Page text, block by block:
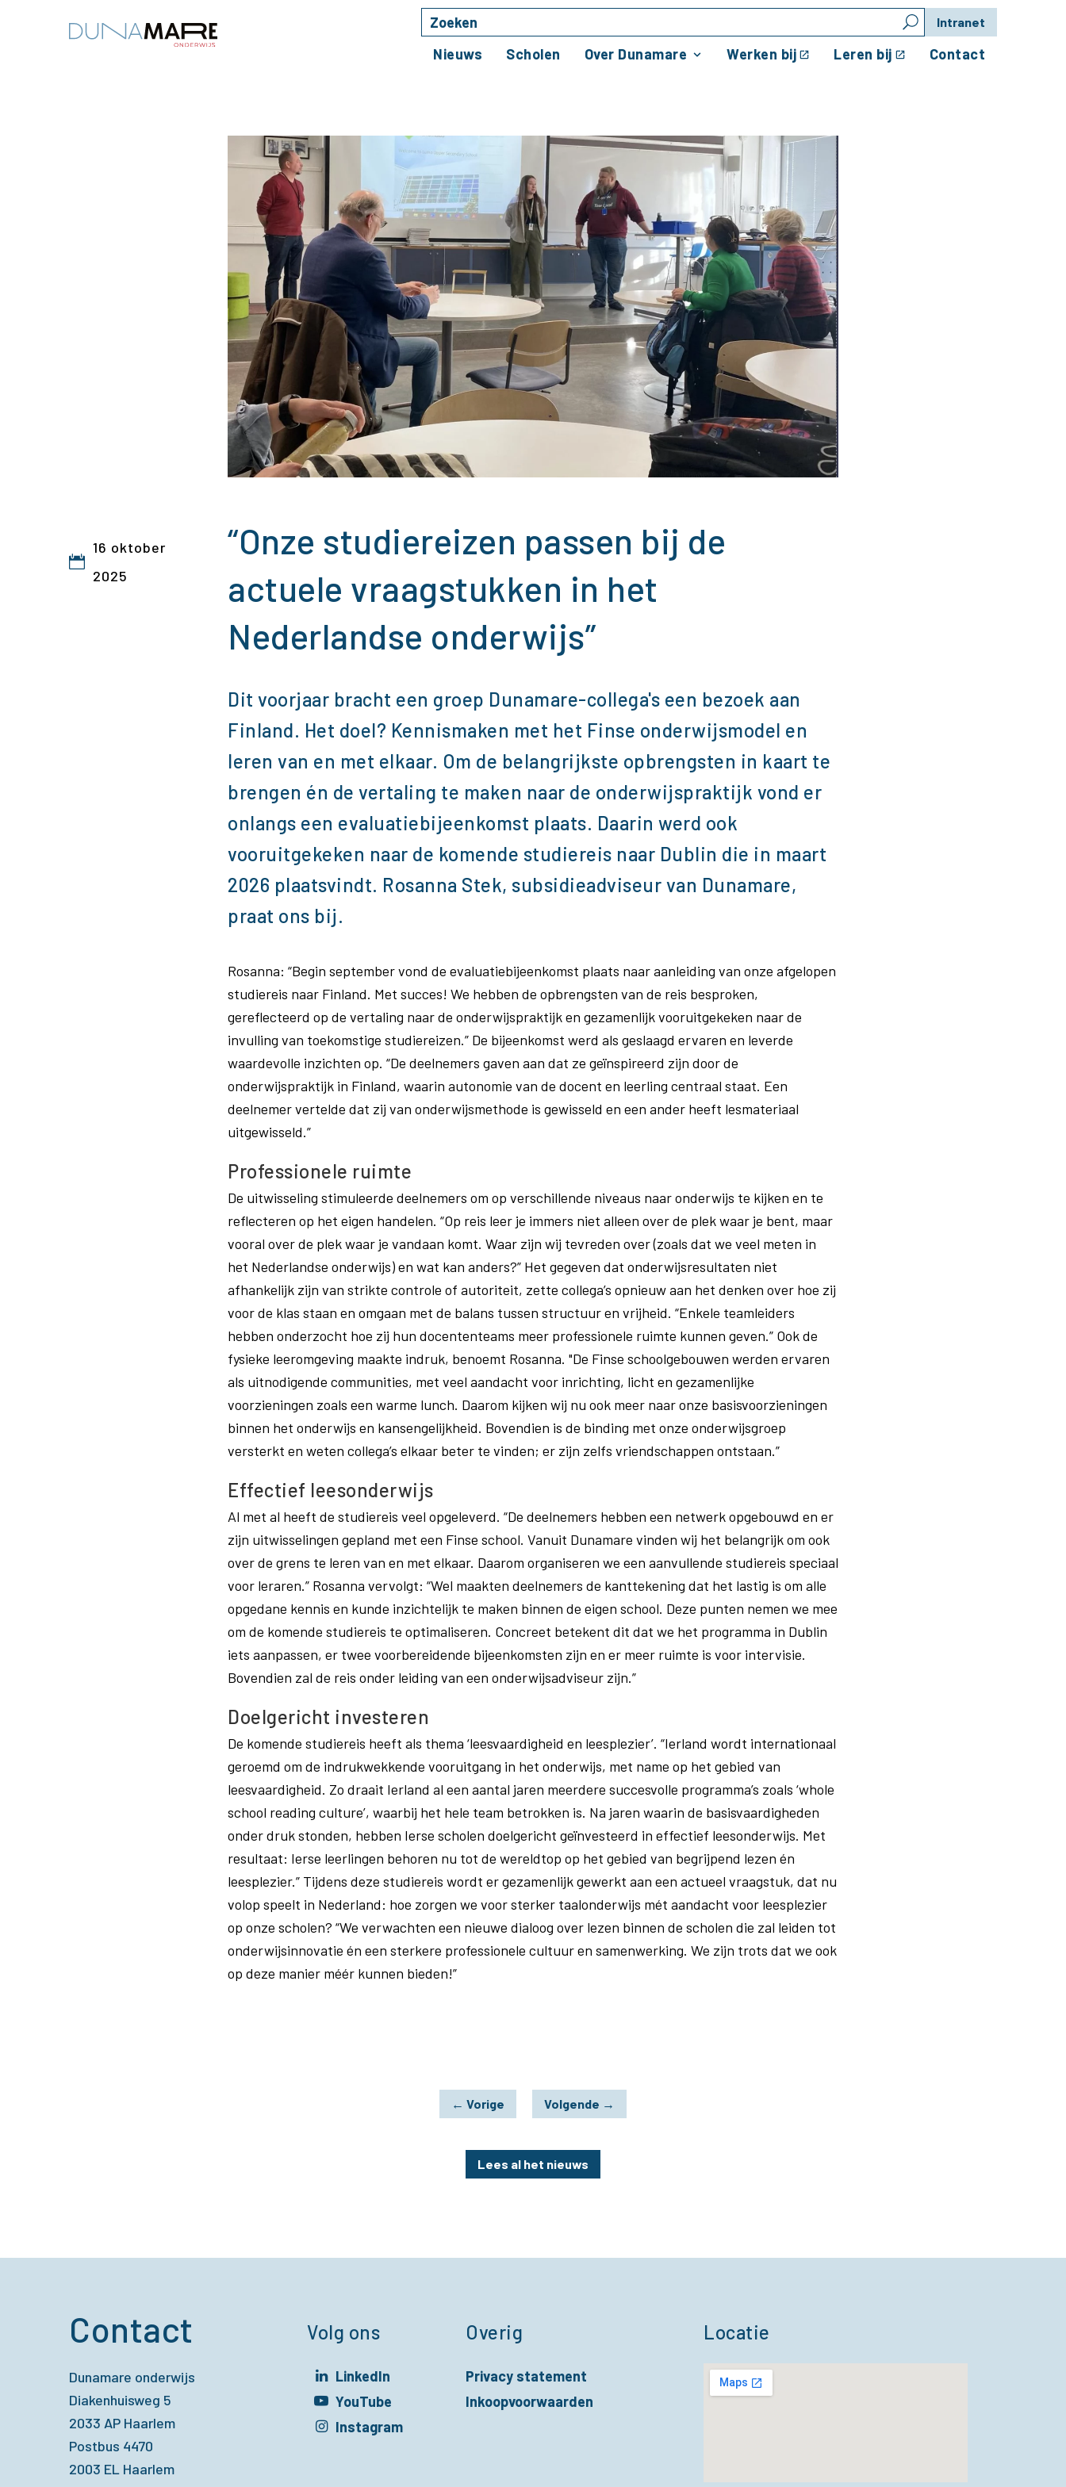
Zoeken Intranet
Nieuws Scholen Over Dunamare Werken bij Leren bij Contact
16 oktober
2025
“Onze studiereizen passen bij de
actuele vraagstukken in het
Nederlandse onderwijs”
Dit voorjaar bracht een groep Dunamare-collega's een bezoek aan
Finland. Het doel? Kennismaken met het Finse onderwijsmodel en
leren van en met elkaar. Om de belangrijkste opbrengsten in kaart te
brengen én de vertaling te maken naar de onderwijspraktijk vond er
onlangs een evaluatiebijeenkomst plaats. Daarin werd ook
vooruitgekeken naar de komende studiereis naar Dublin die in maart
2026 plaatsvindt. Rosanna Stek, subsidieadviseur van Dunamare,
praat ons bij.
Rosanna: “Begin september vond de evaluatiebijeenkomst plaats naar aanleiding van onze afgelopen
studiereis naar Finland. Met succes! We hebben de opbrengsten van de reis besproken,
gereflecteerd op de vertaling naar de onderwijspraktijk en gezamenlijk vooruitgekeken naar de
invulling van toekomstige studiereizen.” De bijeenkomst werd als geslaagd ervaren en leverde
waardevolle inzichten op. “De deelnemers gaven aan dat ze geïnspireerd zijn door de
onderwijspraktijk in Finland, waarin autonomie van de docent en leerling centraal staat. Een
deelnemer vertelde dat zij van onderwijsmethode is gewisseld en een ander heeft lesmateriaal
uitgewisseld.”
Professionele ruimte
De uitwisseling stimuleerde deelnemers om op verschillende niveaus naar onderwijs te kijken en te
reflecteren op het eigen handelen. “Op reis leer je immers niet alleen over de plek waar je bent, maar
vooral over de plek waar je vandaan komt. Waar zijn wij tevreden over (zoals dat we veel meten in
het Nederlandse onderwijs) en wat kan anders?” Het gegeven dat onderwijsresultaten niet
afhankelijk zijn van strikte controle of autoriteit, zette collega’s opnieuw aan het denken over hoe zij
voor de klas staan en omgaan met de balans tussen structuur en vrijheid. “Enkele teamleiders
hebben onderzocht hoe zij hun docententeams meer professionele ruimte kunnen geven.” Ook de
fysieke leeromgeving maakte indruk, benoemt Rosanna. "De Finse schoolgebouwen werden ervaren
als uitnodigende communities, met veel aandacht voor inrichting, licht en gezamenlijke
voorzieningen zoals een warme lunch. Daarom kijken wij nu ook meer naar onze basisvoorzieningen
binnen het onderwijs en kansengelijkheid. Bovendien is de binding met onze onderwijsgroep
versterkt en weten collega’s elkaar beter te vinden; er zijn zelfs vriendschappen ontstaan.”
Effectief leesonderwijs
Al met al heeft de studiereis veel opgeleverd. “De deelnemers hebben een netwerk opgebouwd en er
zijn uitwisselingen gepland met een Finse school. Vanuit Dunamare vinden wij het belangrijk om ook
over de grens te leren van en met elkaar. Daarom organiseren we een aanvullende studiereis speciaal
voor leraren.” Rosanna vervolgt: “Wel maakten deelnemers de kanttekening dat het lastig is om alle
opgedane kennis en kunde inzichtelijk te maken binnen de eigen school. Deze punten nemen we mee
om de komende studiereis te optimaliseren. Concreet betekent dit dat we het programma in Dublin
iets aanpassen, er twee voorbereidende bijeenkomsten zijn en er meer ruimte is voor intervisie.
Bovendien zal de reis onder leiding van een onderwijsadviseur zijn.”
Doelgericht investeren
De komende studiereis heeft als thema ‘leesvaardigheid en leesplezier’. “Ierland wordt internationaal
geroemd om de indrukwekkende vooruitgang in het onderwijs, met name op het gebied van
leesvaardigheid. Zo draait Ierland al een aantal jaren meerdere succesvolle programma’s zoals ‘whole
school reading culture’, waarbij het hele team betrokken is. Na jaren waarin de basisvaardigheden
onder druk stonden, hebben Ierse scholen doelgericht geïnvesteerd in effectief leesonderwijs. Met
resultaat: Ierse leerlingen behoren nu tot de wereldtop op het gebied van begrijpend lezen én
leesplezier.” Tijdens deze studiereis wordt er gezamenlijk gewerkt aan een actueel vraagstuk, dat nu
volop speelt in Nederland: hoe zorgen we voor sterker taalonderwijs mét aandacht voor leesplezier
op onze scholen? “We verwachten een nieuwe dialoog over lezen binnen de scholen die zal leiden tot
onderwijsinnovatie én een sterkere professionele cultuur en samenwerking. We zijn trots dat we ook
op deze manier méér kunnen bieden!”
← Vorige Volgende →
Lees al het nieuws
Contact
Dunamare onderwijs
Diakenhuisweg 5
2033 AP Haarlem
Postbus 4470
2003 EL Haarlem
Volg ons
LinkedIn
Opent in een nieuw venster
YouTube
Opent in een nieuw venster
Instagram
Overig
Privacy statement
Inkoopvoorwaarden
Locatie